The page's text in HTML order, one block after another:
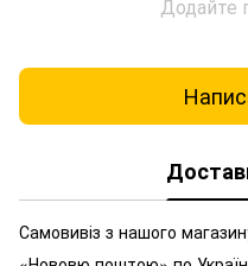
Додайте
Самовивіз з нашого